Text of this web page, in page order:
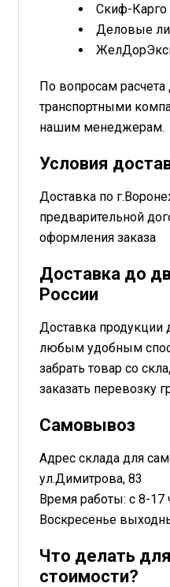
Скиф-Карго
Деловые
По вопросам расчета
транспортными
нашим менеджерам.
Условия
Доставка по
предварительной
оформления заказа
Доставка до
России
Доставка продукции
любым удобным
забрать товар со
заказать перевозку
Самовывоз
Адрес склада для
ул.Димитрова, 83
Время работы: с 8-17
Воскресенье
Что делать
стоимости?